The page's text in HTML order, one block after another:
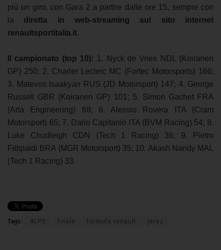
più un giro, con Gara 2 a partire dalle ore 15, sempre con
la diretta in web-streaming sul sito internet
renaultsportitalia.it.
Il campionato (top 10): 1. Nyck de Vries NDL (Koiranen
GP) 250; 2. Charler Leclerc MC (Fortec Motorsports) 166;
3. Matevos Isaakyan RUS (JD Motorsport) 147; 4. George
Russell GBR (Koiranen GP) 101; 5. Simon Gachet FRA
(Arta Engineering) 68; 6. Alessio Rovera ITA (Cram
Motorsport) 65; 7. Dario Capitanio ITA (BVM Racing) 54; 8.
Luke Chudleigh CDN (Tech 1 Racing) 36; 9. Pietro
Fittipaldi BRA (MGR Motorsport) 35; 10. Akash Nandy MAL
(Tech 1 Racing) 33.
Tags: ALPS finale formula renault jerez